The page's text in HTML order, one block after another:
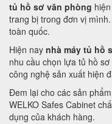
tủ hồ sơ văn phòng
trang bị trong đơn vị
toàn quốc.
Hiện nay nhà máy tủ hồ
nhu cầu chọn lựa tủ hồ
công nghệ sản xuất hiện
Đem lại cho các sản
WELKO Safes Cabinet
dụng của khách hàng.